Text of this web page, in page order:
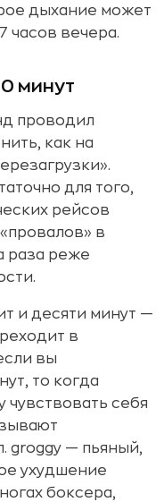
дыхание может
часов вечера.
минут
проводил
как на
для того,
рейсов
в
раза реже
и десяти минут —
в
вы
то когда
чувствовать себя
groggy — пьяный,
ухудшение
боксера,